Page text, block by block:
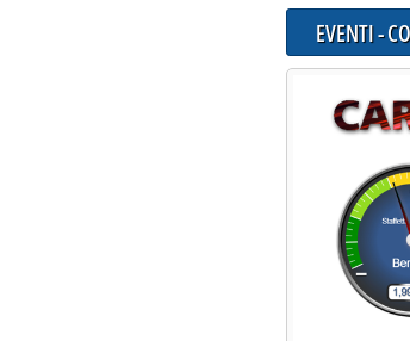
EVENTI -